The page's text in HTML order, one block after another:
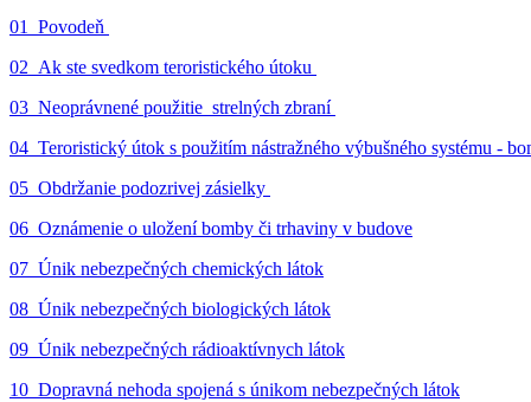
01_Povodeň
02_Ak ste svedkom teroristického útoku
03_Neoprávnené použitie strelných zbraní
04_Teroristický útok s použitím nástražného výbušného systému -
05_Obdržanie podozrivej zásielky
06_Oznámenie o uložení bomby či trhaviny v budove
07_Únik nebezpečných chemických látok
08_Únik nebezpečných biologických látok
09_Únik nebezpečných rádioaktívnych látok
10_Dopravná nehoda spojená s únikom nebezpečných látok